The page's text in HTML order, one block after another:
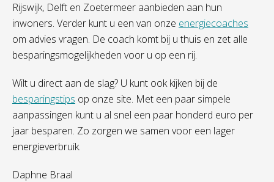
Rijswijk, Delft en Zoetermeer aanbieden aan hun
inwoners. Verder kunt u een van onze energiecoaches
om advies vragen. De coach komt bij u thuis en zet alle
besparingsmogelijkheden voor u op een rij.
Wilt u direct aan de slag? U kunt ook kijken bij de
besparingstips op onze site. Met een paar simpele
aanpassingen kunt u al snel een paar honderd euro per
jaar besparen. Zo zorgen we samen voor een lager
energieverbruik.
Daphne Braal